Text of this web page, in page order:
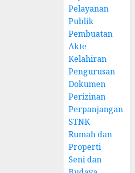
Pelayanan
Publik
Pembuatan
Akte
Kelahiran
Pengurusan
Dokumen
Perizinan
Perpanjangan
STNK
Rumah dan
Properti
Seni dan